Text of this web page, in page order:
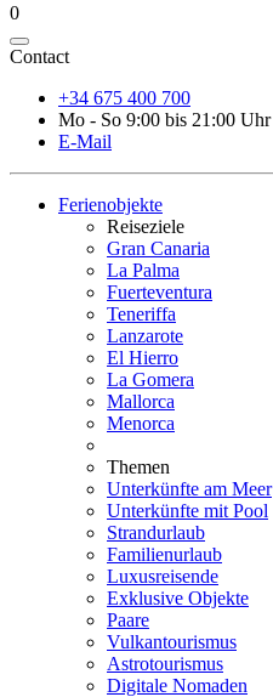
0
Contact
+34 675 400 700
Mo - So 9:00 bis 21:00 Uhr
E-Mail
Ferienobjekte
Reiseziele
Gran Canaria
La Palma
Fuerteventura
Teneriffa
Lanzarote
El Hierro
La Gomera
Mallorca
Menorca
Themen
Unterkünfte am Meer
Unterkünfte mit Pool
Strandurlaub
Familienurlaub
Luxusreisende
Exklusive Objekte
Paare
Vulkantourismus
Astrotourismus
Digitale Nomaden